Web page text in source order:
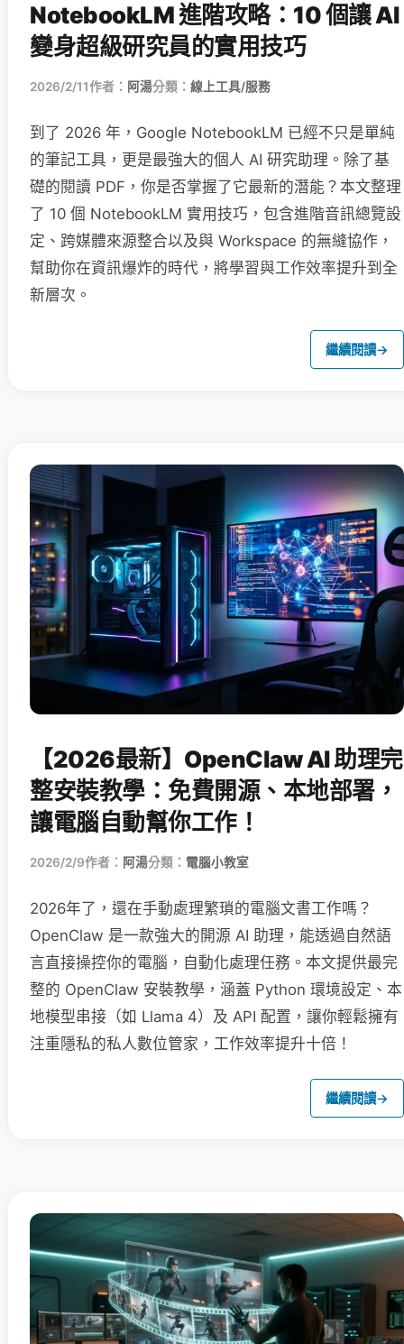
NotebookLM 進階攻略：10 個讓 AI
變身超級研究員的實用技巧
2026/2/11作者： 阿湯分類： 線上工具/服務
到了 2026 年，Google NotebookLM 已經不只是單純
的筆記工具，更是最強大的個人 AI 研究助理。除了基
礎的閱讀 PDF，你是否掌握了它最新的潛能？本文整理
了 10 個 NotebookLM 實用技巧，包含進階音訊總覽設
定、跨媒體來源整合以及與 Workspace 的無縫協作，
幫助你在資訊爆炸的時代，將學習與工作效率提升到全
新層次。
繼續閱讀→
【2026最新】OpenClaw AI 助理完
整安裝教學：免費開源、本地部署，
讓電腦自動幫你工作！
2026/2/9作者： 阿湯分類： 電腦小教室
2026年了，還在手動處理繁瑣的電腦文書工作嗎？
OpenClaw 是一款強大的開源 AI 助理，能透過自然語
言直接操控你的電腦，自動化處理任務。本文提供最完
整的 OpenClaw 安裝教學，涵蓋 Python 環境設定、本
地模型串接（如 Llama 4）及 API 配置，讓你輕鬆擁有
注重隱私的私人數位管家，工作效率提升十倍！
繼續閱讀→